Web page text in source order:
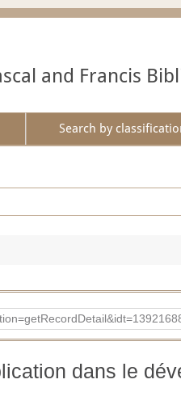
and Francis
Search by
dans le